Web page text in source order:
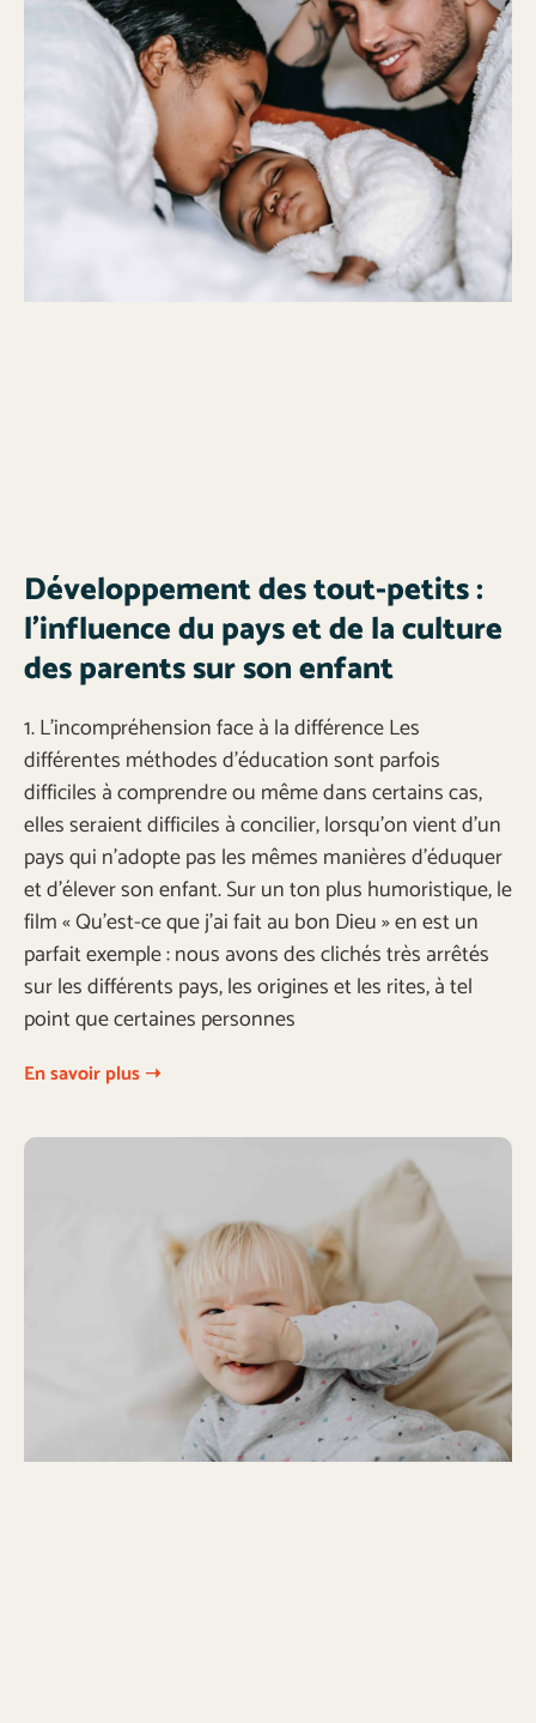
Développement des tout-petits :
l’influence du pays et de la culture
des parents sur son enfant
1. L’incompréhension face à la différence Les
différentes méthodes d’éducation sont parfois
difficiles à comprendre ou même dans certains cas,
elles seraient difficiles à concilier, lorsqu’on vient d’un
pays qui n’adopte pas les mêmes manières d’éduquer
et d’élever son enfant. Sur un ton plus humoristique, le
film « Qu’est-ce que j’ai fait au bon Dieu » en est un
parfait exemple : nous avons des clichés très arrêtés
sur les différents pays, les origines et les rites, à tel
point que certaines personnes
En savoir plus ➝